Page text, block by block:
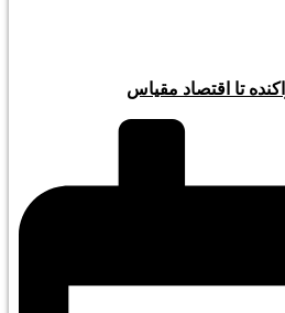
تا اقتصاد مقیاس